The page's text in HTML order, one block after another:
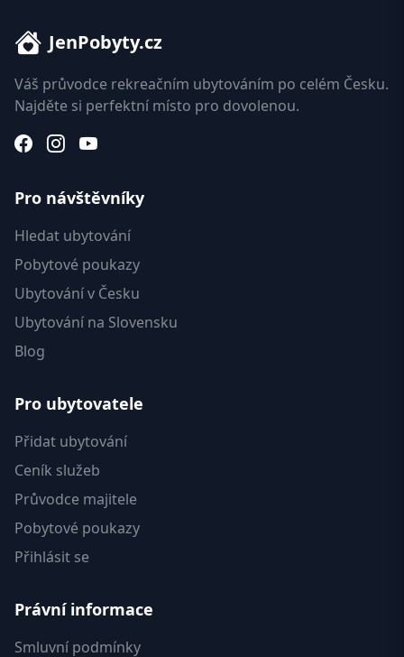
JenPobyty.cz
Váš průvodce rekreačním ubytováním po celém Česku.
Najděte si perfektní místo pro dovolenou.
Pro návštěvníky
Hledat ubytování
Pobytové poukazy
Ubytování v Česku
Ubytování na Slovensku
Blog
Pro ubytovatele
Přidat ubytování
Ceník služeb
Průvodce majitele
Pobytové poukazy
Přihlásit se
Právní informace
Smluvní podmínky